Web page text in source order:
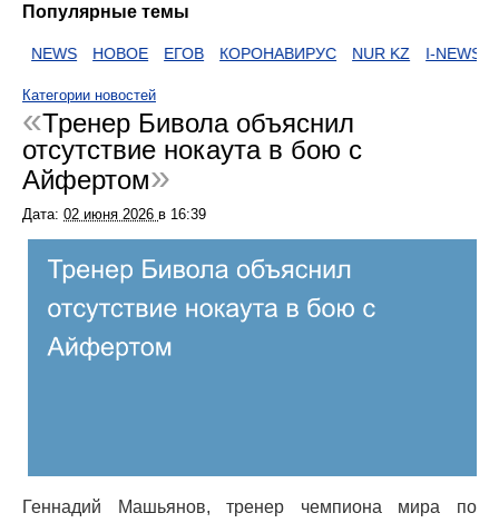
Популярные темы
NEWS НОВОЕ ЕГОВ КОРОНАВИРУС NUR KZ I-NEWS KZ
Категории новостей
Тренер Бивола объяснил
отсутствие нокаута в бою с
Айфертом
Дата: 02 июня 2026 в 16:39
Геннадий Машьянов, тренер чемпиона мира по